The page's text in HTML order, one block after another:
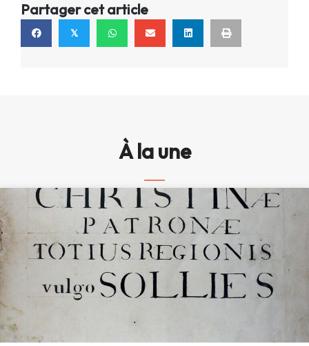
Partager cet article
𝕏
À la une